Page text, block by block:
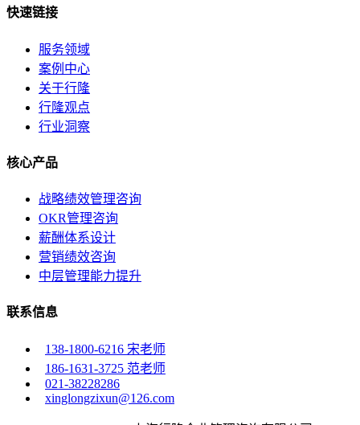
快速链接
服务领域
案例中心
关于行隆
行隆观点
行业洞察
核心产品
战略绩效管理咨询
OKR管理咨询
薪酬体系设计
营销绩效咨询
中层管理能力提升
联系信息
138-1800-6216 宋老师
186-1631-3725 范老师
021-38228286
xinglongzixun@126.com